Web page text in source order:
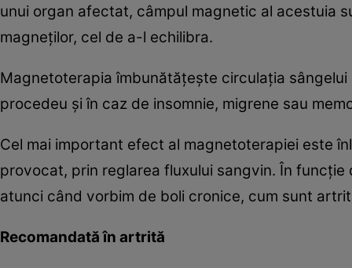
unui organ afectat, câmpul magnetic al acestuia
magneţilor, cel de a-l echilibra.
Magnetoterapia îmbunătăţeşte circulaţia
procedeu şi în caz de insomnie, migrene sau
Cel mai important efect al magnetoterapiei este
provocat, prin reglarea fluxului sangvin. În
atunci când vorbim de boli cronice, cum sunt
Recomandată în artrită